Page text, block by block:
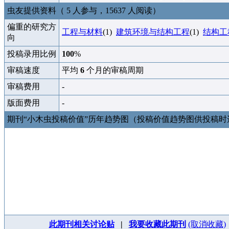
虫友提供资料（ 5 人参与，15637 人阅读）
偏重的研究方
向
工程与材料(1) 建筑环境与结构工程(1) 结构工
投稿录用比例 100%
审稿速度
平均 6 个月的审稿周期
审稿费用
-
版面费用
-
期刊“小木虫投稿价值”历年趋势图（投稿价值趋势图供投稿
此期刊相关讨论贴| 我要收藏此期刊 (取消收藏)